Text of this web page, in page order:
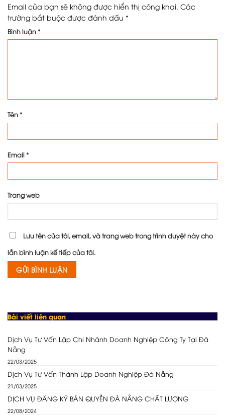
Email của bạn sẽ không được hiển thị công khai. Các
trường bắt buộc được đánh dấu *
Bình luận *
Tên *
Email *
Trang web
Lưu tên của tôi, email, và trang web trong trình duyệt này cho
lần bình luận kế tiếp của tôi.
Bài viết liên quan
Dịch Vụ Tư Vấn Lập Chi Nhánh Doanh Nghiệp Công Ty Tại Đà
Nẵng
22/03/2025
Dịch Vụ Tư Vấn Thành Lập Doanh Nghiệp Đà Nẵng
21/03/2025
DỊCH VỤ ĐĂNG KÝ BẢN QUYỀN ĐÀ NẴNG CHẤT LƯỢNG
22/08/2024